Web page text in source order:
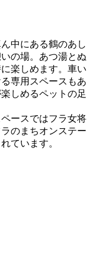
中にある鶴のあし
の場。あつ湯とぬ
楽しめます。車い
専用スペースもあ
しめるペットの足
ースではフラ女将
のまちオンステー
ています。